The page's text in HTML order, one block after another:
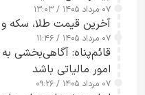
۰۷ مرداد ۱۴۰۵ / ۱۳:۰۳
آخرین قیمت طلا، سکه و
۰۷ مرداد ۱۴۰۵ / ۱۱:۴۶
قائم‌پناه: آگاهی‌بخشی
امور مالیاتی باشد
۰۷ مرداد ۱۴۰۵ / ۰۹:۲۶